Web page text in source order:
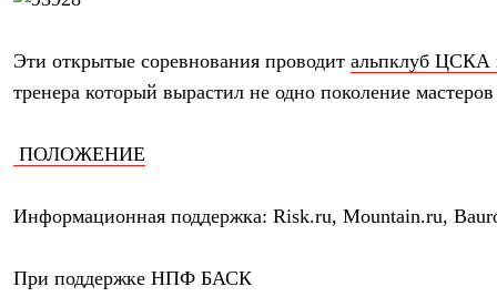
Жилеты
Теплое термобелье
Среднее термобелье
Легкое термобелье
Рубашки
Шорты
Куртки
Эти открытые соревнования проводит альпклуб ЦСКА
тренера который вырастил не одно поколение
ПОЛОЖЕНИЕ
Информационная поддержка: Risk.ru, Mountain.ru,
При поддержке НПФ БАСК